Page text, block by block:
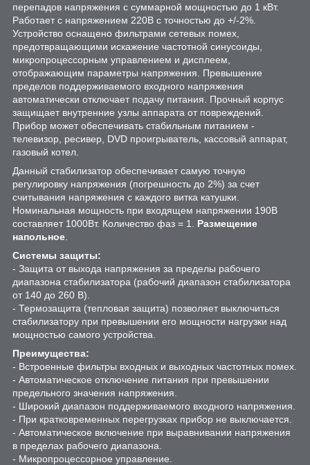
перепадов напряжения с суммарной мощностью до 1 кВт.
Работает с напряжением 220В с точностью до +/-2%.
Устройство оснащено фильтрами сетевых помех,
предотвращающими искажение частотной синусоиды,
микропроцессорным управлением и дисплеем,
отображающим параметры напряжения. Превышение
пределов поддерживаемого входного напряжения
автоматически отключает подачу питания. Прочный корпус
защищает внутренние узлы аппарата от повреждений.
Прибор может обеспечивать стабильным питанием -
телевизор, ресивер, DVD проигрыватель, кассовый аппарат,
газовый котел.
Данный стабилизатор обеспечивает самую точную
регулировку напряжения (погрешность до 2%) за счет
считывания напряжения с каждого витка катушки.
Номинальная мощность при входящем напряжении 190В
составляет 1000Вт. Количество фаз = 1. Размещение
напольное
Системы защиты:
- Защита от выхода напряжения за пределы рабочего
диапазона стабилизатора (рабочий диапазон стабилизатора
от 140 до 260 В).
- Термозащита (тепловая защита) позволяет выключиться
стабилизатору при превышении его мощности нагрузки над
мощностью самого устройства.
Преимущества:
- Встроенные фильтры входных и выходных частотных помех.
- Автоматическое отключение питания при превышении
предельного значения напряжения.
- Широкий диапазон поддерживаемого входного напряжения.
- При кратковременных перегрузках прибор не выключается.
- Автоматическое включение при выравнивании напряжения
в пределах рабочего диапазона.
- Микропроцессорное управление.